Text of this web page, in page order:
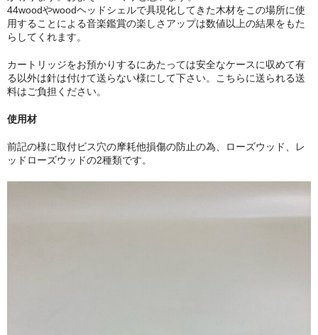
44woodやwoodヘッドシェルで具現化してきた木材をこの場所に使
用することによる音楽鑑賞の楽しさアップは数値以上の結果をもた
らしてくれます。
カートリッジをお預かりするにあたっては安全なケースに収めて有
る以外は針は付けて送らない様にして下さい。こちらに送られる送
料はご負担ください。
使用材
前記の様に取付ビス穴の摩耗他損傷の防止の為、ローズウッド、レ
ッドローズウッドの2種類です。